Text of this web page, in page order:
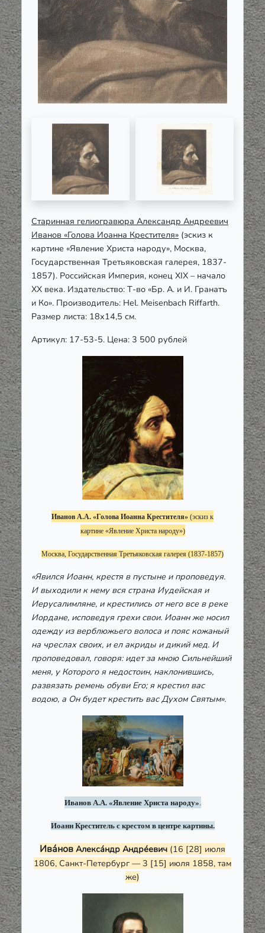
Старинная гелиогравюра Александр Андреевич
Иванов «Голова Иоанна Крестителя» (эскиз к
картине «Явление Христа народу», Москва,
Государственная Третьяковская галерея, 1837-
1857). Российская Империя, конец XIX – начало
ХХ века. Издательство: Т-во «Бр. А. и И. Гранатъ
и Ко». Производитель: Hel. Meisenbach Riffarth.
Размер листа: 18х14,5 см.
Артикул: 17-53-5. Цена: 3 500 рублей
Иванов А.А. «Голова Иоанна Крестителя» (эскиз к
картине «Явление Христа народу»)
Москва, Государственная Третьяковская галерея (1837-1857)
«Явился Иоанн, крестя в пустыне и проповедуя.
И выходили к нему вся страна Иудейская и
Иерусалимляне, и крестились от него все в реке
Иордане, исповедуя грехи свои. Иоанн же носил
одежду из верблюжьего волоса и пояс кожаный
на чреслах своих, и ел акриды и дикий мед. И
проповедовал, говоря: идет за мною Сильнейший
меня, у Которого я недостоин, наклонившись,
развязать ремень обуви Его; я крестил вас
водою, а Он будет крестить вас Духом Святым».
Иванов А.А. «Явление Христа народу»
Иоанн Креститель с крестом в центре картины.
Ива́нов Алекса́ндр Андре́евич (16 [28] июля
1806, Санкт-Петербург — 3 [15] июля 1858, там
же)